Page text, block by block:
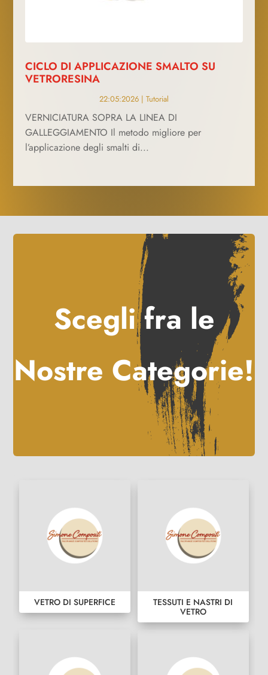
CICLO DI APPLICAZIONE SMALTO SU
VETRORESINA
22:05:2026 | Tutorial
VERNICIATURA SOPRA LA LINEA DI
GALLEGGIAMENTO Il metodo migliore per
l’applicazione degli smalti di...
Scegli fra le
Nostre Categorie!
VETRO DI SUPERFICE
TESSUTI E NASTRI DI
VETRO